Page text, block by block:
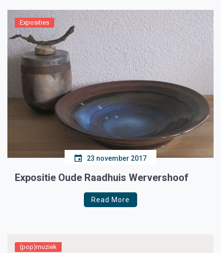
Exposities
23 november 2017
Expositie Oude Raadhuis Wervershoof
Read More
(pop)muziek